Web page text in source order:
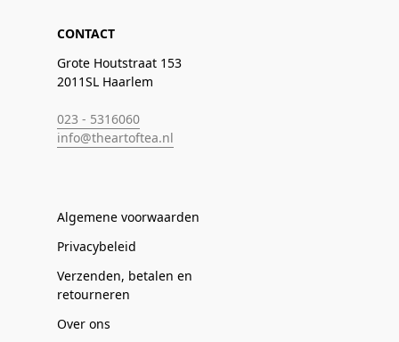
CONTACT
Grote Houtstraat 153
2011SL Haarlem
023 - 5316060
info@theartoftea.nl
Algemene voorwaarden
Privacybeleid
Verzenden, betalen en
retourneren
Over ons